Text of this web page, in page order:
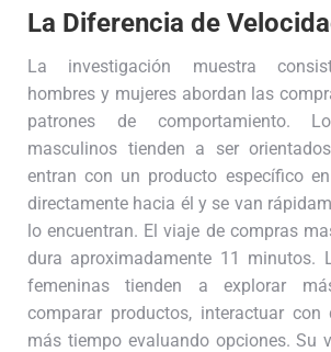
La Diferencia de
La investigación muestra
hombres y mujeres abordan las
patrones de comportamiento.
masculinos tienden a ser
entran con un producto específico
directamente hacia él y se van
lo encuentran. El viaje de compras
dura aproximadamente 11 minutos.
femeninas tienden a explorar
comparar productos, interactuar
más tiempo evaluando opciones. Su